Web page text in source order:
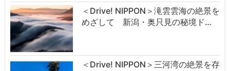
＜Drive! NIPPON＞滝雲雲海の絶景を
めざして 新潟・奥只見の秘境ド…
＜Drive! NIPPON＞三河湾の絶景を存